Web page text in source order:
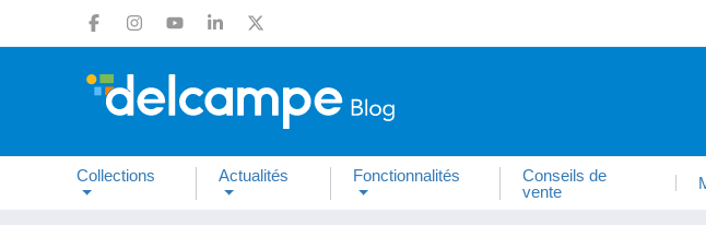
Collections Actualités Fonctionnalités
Conseils de
vente